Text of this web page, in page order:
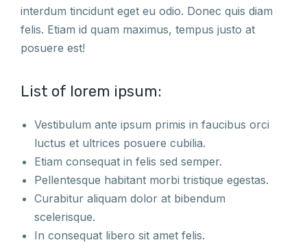
interdum tincidunt eget eu odio. Donec quis diam
felis. Etiam id quam maximus, tempus justo at
posuere est!
List of lorem ipsum:
Vestibulum ante ipsum primis in faucibus orci
luctus et ultrices posuere cubilia.
Etiam consequat in felis sed semper.
Pellentesque habitant morbi tristique egestas.
Curabitur aliquam dolor at bibendum
scelerisque.
In consequat libero sit amet felis.